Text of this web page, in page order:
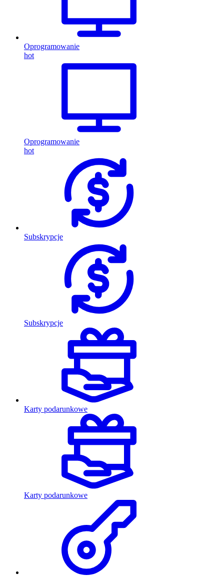
Oprogramowanie
hot
Oprogramowanie
hot
Subskrypcje
Subskrypcje
Karty podarunkowe
Karty podarunkowe